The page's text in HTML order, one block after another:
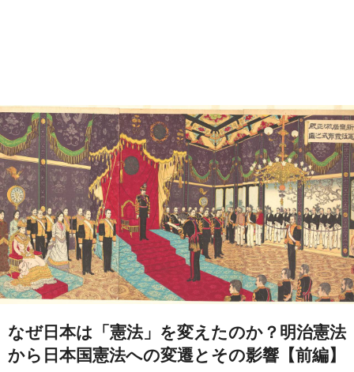
なぜ日本は「憲法」を変えたのか？明治憲法
から日本国憲法への変遷とその影響【前編】